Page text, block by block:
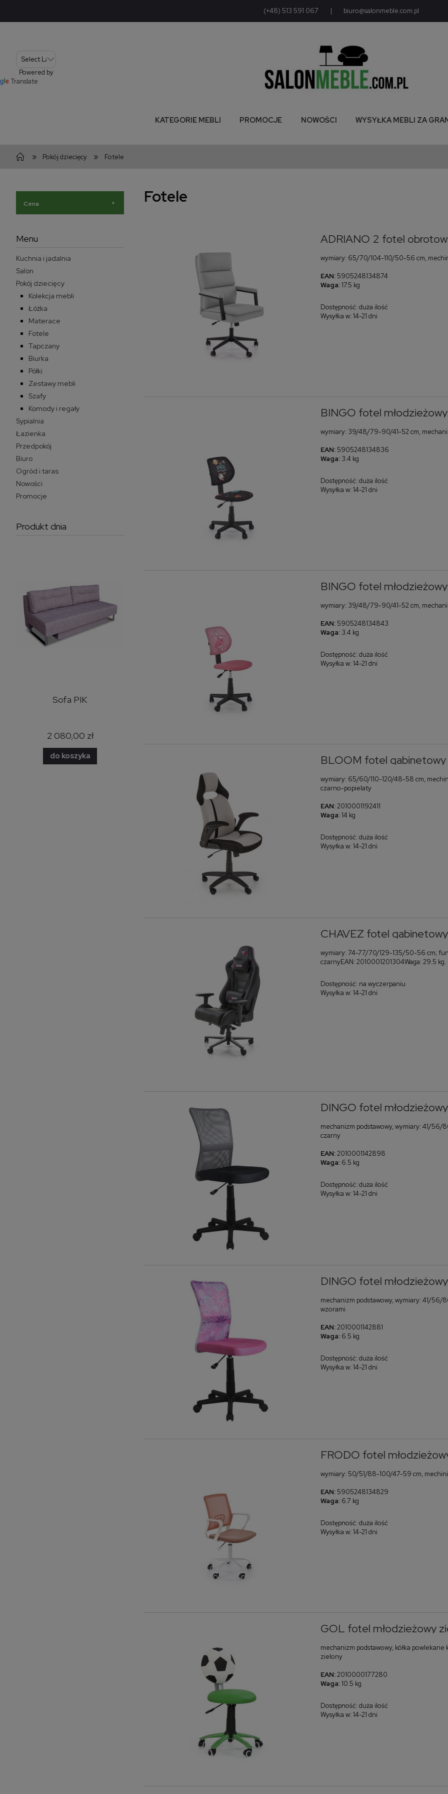
(+48) 513 591 067 | biuro@salonmeble.com.pl
Powered by
Translate
KATEGORIE MEBLI PROMOCJE NOWOŚCI WYSYŁKA MEBLI ZA
» Pokój dziecięcy » Fotele
Cena +
Menu
Kuchnia i jadalnia
Salon
Pokój dziecięcy
Kolekcja mebli
Łóżka
Materace
Fotele
Tapczany
Biurka
Półki
Zestawy mebli
Szafy
Komody i regały
Sypialnia
Łazienka
Przedpokój
Biuro
Ogród i taras
Nowości
Promocje
Produkt dnia
Sofa PIK
2 080,00 zł
do koszyka
Narożnik Bazalt skóra Narożnik Weronika XL
do koszyka
Fotele
ADRIANO 2 fotel
wymiary: 65/70/104-110/50-56 cm,
EAN:5905248134874
Waga:17.5 kg
Dostępność: duża ilość
Wysyłka w: 14-21 dni
BINGO fotel
wymiary: 39/48/79-90/41-52 cm,
EAN:5905248134836
Waga: 3.4 kg
Dostępność: duża ilość
Wysyłka w: 14-21 dni
BINGO fotel
wymiary: 39/48/79-90/41-52 cm,
EAN:5905248134843
Waga: 3.4 kg
Dostępność: duża ilość
Wysyłka w: 14-21 dni
BLOOM fotel gabinetowy
wymiary: 65/60/110-120/48-58 cm,
czarno-popielaty
EAN:2010001192411
Waga:14 kg
Dostępność: duża ilość
Wysyłka w: 14-21 dni
CHAVEZ fotel
wymiary: 74-77/70/129-135/50-56 cm;
czarnyEAN: 2010001201304Waga: 29.5 kg.
Dostępność: na wyczerpaniu
Wysyłka w: 14-21 dni
DINGO fotel
mechanizm podstawowy, wymiary: 41/56/
czarny
EAN:2010001142898
Waga: 6.5 kg
Dostępność: duża ilość
Wysyłka w: 14-21 dni
DINGO fotel
mechanizm podstawowy, wymiary: 41/56/
wzorami
EAN:2010001142881
Waga: 6.5 kg
Dostępność: duża ilość
Wysyłka w: 14-21 dni
FRODO fotel
wymiary: 50/51/88-100/47-59 cm,
EAN:5905248134829
Waga: 6.7 kg
Dostępność: duża ilość
Wysyłka w: 14-21 dni
GOL fotel młodzieżowy
mechanizm podstawowy, kółka
zielony
EAN:2010000177280
Waga:10.5 kg
Dostępność: duża ilość
Wysyłka w: 14-21 dni